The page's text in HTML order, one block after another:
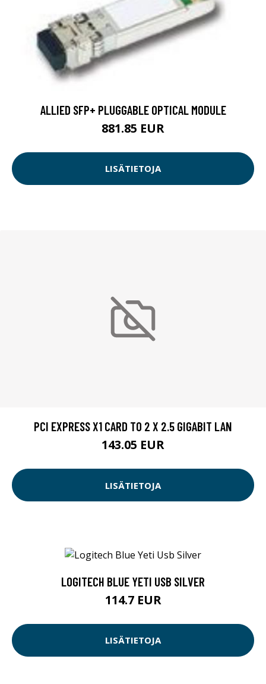
ALLIED SFP+ PLUGGABLE OPTICAL MODULE
881.85 EUR
LISÄTIETOJA
PCI EXPRESS X1 CARD TO 2 X 2.5 GIGABIT LAN
143.05 EUR
LISÄTIETOJA
LOGITECH BLUE YETI USB SILVER
114.7 EUR
LISÄTIETOJA